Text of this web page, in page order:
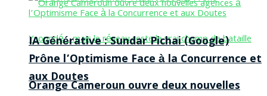
Orange Cameroun ouvre deux nouvelles
IA Générative : Sundar Pichai (Google)
Prône l’Optimisme Face à la Concurrence et
aux Doutes